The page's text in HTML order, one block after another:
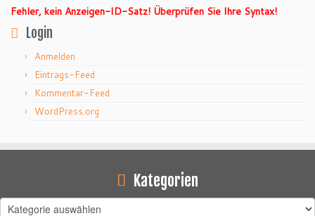
Fehler, kein Anzeigen-ID-Satz! Überprüfen Sie Ihre Syntax!
Login
Anmelden
Eintrags-Feed
Kommentar-Feed
WordPress.org
Kategorien
Kategorien